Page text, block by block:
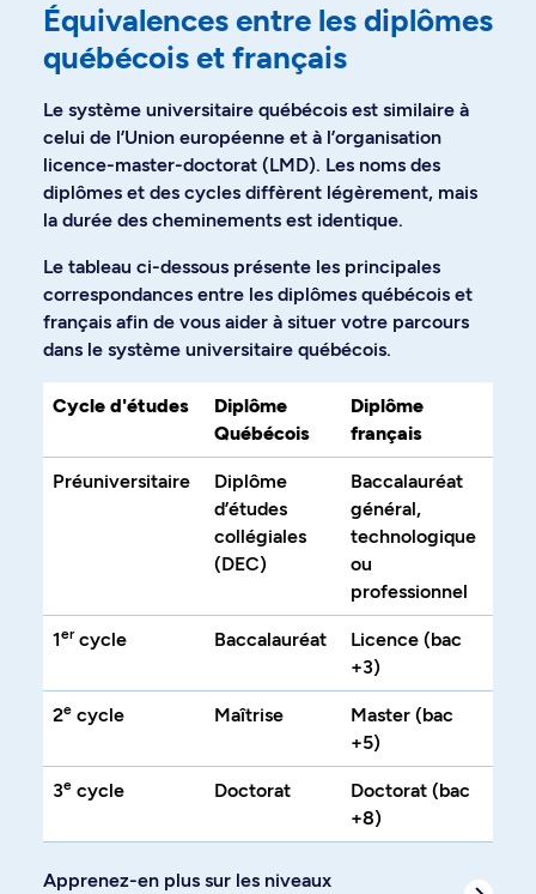
Équivalences entre les diplômes
québécois et français
Le système universitaire québécois est similaire à
celui de l’Union européenne et à l’organisation
licence-master-doctorat (LMD). Les noms des
diplômes et des cycles diffèrent légèrement, mais
la durée des cheminements est identique.
Le tableau ci-dessous présente les principales
correspondances entre les diplômes québécois et
français afin de vous aider à situer votre parcours
dans le système universitaire québécois.
Cycle d'études
Diplôme
Québécois
Diplôme
français
Préuniversitaire
Diplôme
d’études
collégiales
(DEC)
Baccalauréat
général,
technologique
ou
professionnel
1ercycle Baccalauréat
Licence (bac
+3)
2e cycle Maîtrise
Master (bac
+5)
3e cycle Doctorat
Doctorat (bac
+8)
Apprenez-en plus sur les niveaux